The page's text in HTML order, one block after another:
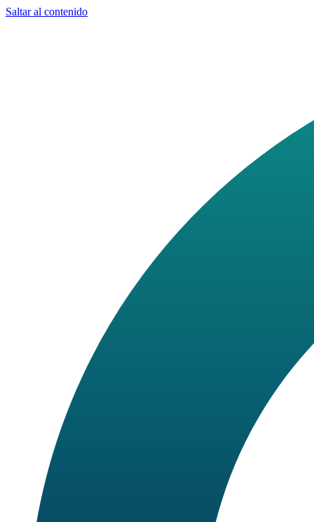
Saltar al contenido